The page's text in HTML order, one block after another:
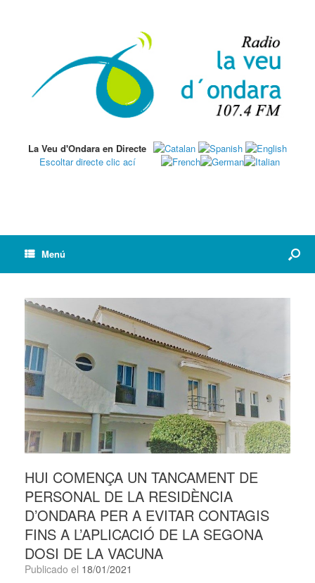
La Veu d'Ondara en Directe
Escoltar directe clic ací
Menú
HUI COMENÇA UN TANCAMENT DE
PERSONAL DE LA RESIDÈNCIA
D’ONDARA PER A EVITAR CONTAGIS
FINS A L’APLICACIÓ DE LA SEGONA
DOSI DE LA VACUNA
Publicado el 18/01/2021